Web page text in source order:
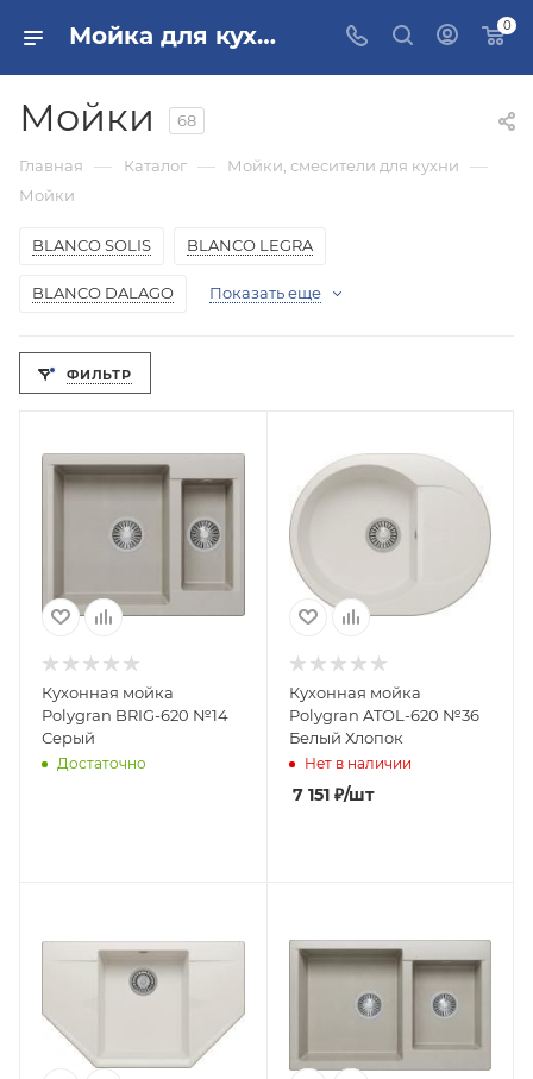
Мойка для кухни купить в Москве 0
Мойки 68
Главная — Каталог — Мойки, смесители для кухни —
Мойки
BLANCO SOLIS BLANCO LEGRA
BLANCO DALAGO Показать еще
ФИЛЬТР
Кухонная мойка
Polygran BRIG-620 №14
Серый
Достаточно
Кухонная мойка
Polygran ATOL-620 №36
Белый Хлопок
Нет в наличии
7 151₽/шт